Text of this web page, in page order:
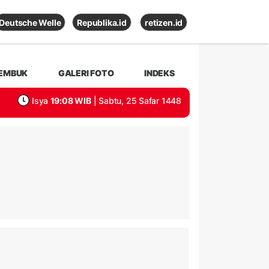
Deutsche Welle Republika.id retizen.id
GALERI FOTO INDEKS
Isya 19:08 WIB | Sabtu, 25 Safar 1448